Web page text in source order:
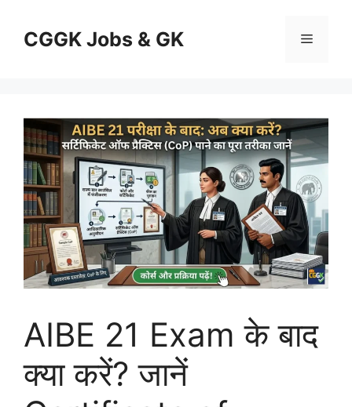
contentCGGK Jobs & GK Menu
AIBE 21 Exam के बाद
क्या करें? जानें